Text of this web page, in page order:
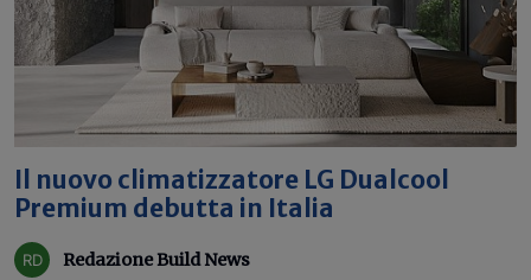
Il nuovo climatizzatore LG Dualcool
Premium debutta in Italia
Redazione Build News